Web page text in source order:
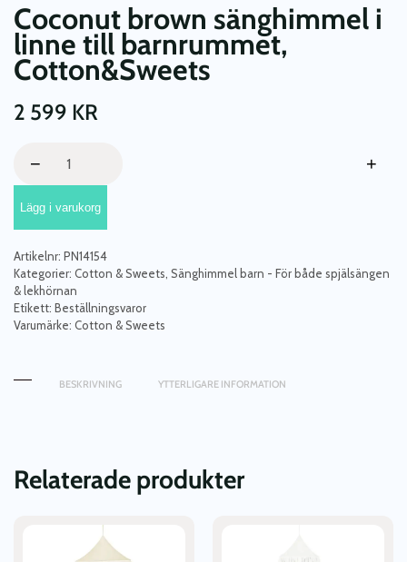
Coconut brown sänghimmel i
linne till barnrummet,
Cotton&Sweets
2 599 KR
brown
sänghimmel
linne
till
barnrummet,
Cotton&Sweets
mängd
− +
Lägg i varukorg
Artikelnr: PN14154
Kategorier: Cotton & Sweets Sänghimmel barn - För både spjälsängen
& lekhörnan
Etikett: Beställningsvaror
Varumärke: Cotton & Sweets
BESKRIVNING YTTERLIGARE INFORMATION
Relaterade produkter